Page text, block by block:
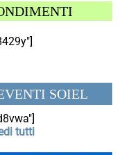
SOIEL
tutti